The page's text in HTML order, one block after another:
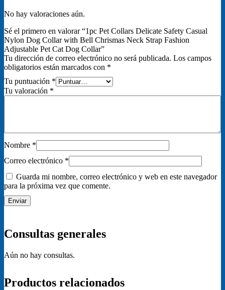
No hay valoraciones aún.
Sé el primero en valorar “1pc Pet Collars Delicate Safety Casual
Nylon Dog Collar with Bell Chrismas Neck Strap Fashion
Adjustable Pet Cat Dog Collar”
Tu dirección de correo electrónico no será publicada. Los campos
obligatorios están marcados con *
Tu puntuación *
Tu valoración *
Nombre *
Correo electrónico *
Guarda mi nombre, correo electrónico y web en este navegador
para la próxima vez que comente.
Consultas generales
Aún no hay consultas.
Productos relacionados